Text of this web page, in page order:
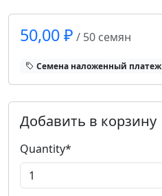
50,00 ₽ / 50 семян
Cемена наложенный платеж
Добавить в корзину
Quantity*